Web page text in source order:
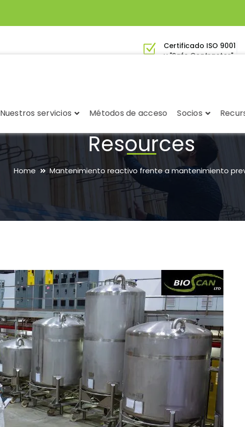
Certificado ISO 9001
y "Safe Contractor"
Nuestros servicios Métodos de acceso Socios
Resources
Home Mantenimiento reactivo frente a mantenimiento